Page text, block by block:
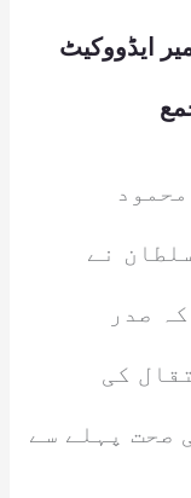
ایڈووکیٹ
نے
صدر
کی
صحت پہلے سے